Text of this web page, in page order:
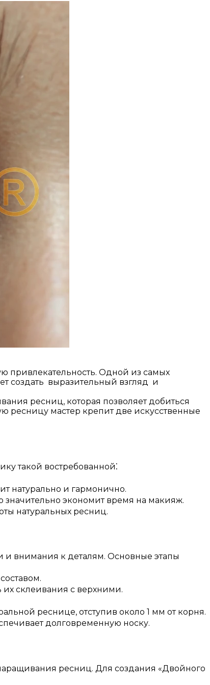
привлекательность. Одной из самых
создать выразительный взгляд и
ресниц, которая позволяет добиться
ресницу мастер крепит две искусственные
такой востребованной⁚
натурально и гармонично.​
экономит время на макияж.
натуральных ресниц.​
и внимания к деталям.​ Основные этапы
склеивания с верхними.​
реснице, отступив около 1 мм от корня.​
долговременную носку.​
ресниц. Для создания «Двойного